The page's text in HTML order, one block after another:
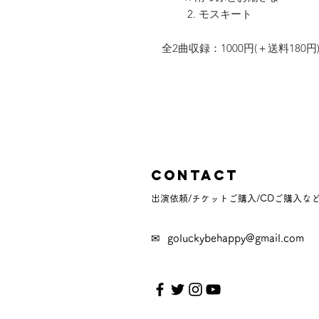
2. モスキート
全2曲収録：1000円(＋送料180円)
Contact
出演依頼/チケットご購入/CDご購入な
✉ goluckybehappy@gmail.com